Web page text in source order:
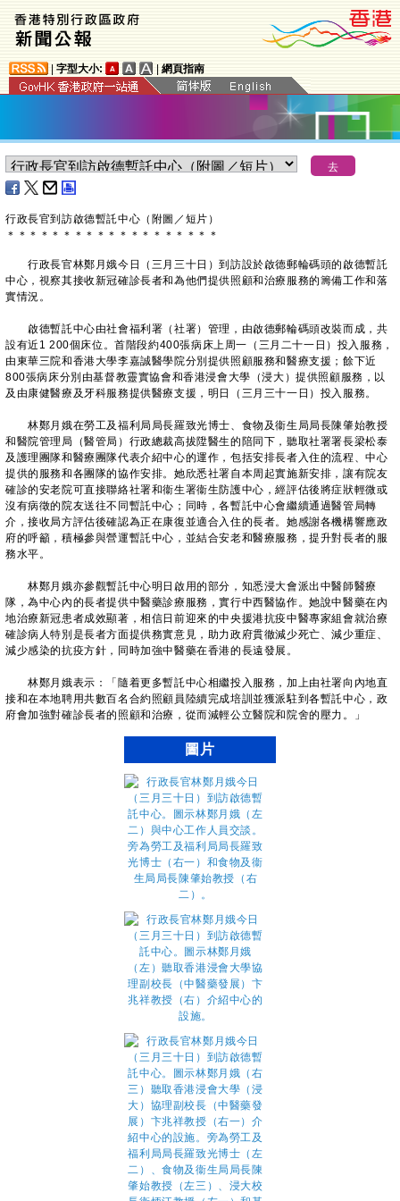
字型大小: 網頁指南
​行政長官到訪啟德暫託中心（附圖／短片）
＊ ＊ ＊ ＊ ＊ ＊ ＊ ＊ ＊ ＊ ＊ ＊ ＊ ＊ ＊ ＊ ＊ ＊ ＊
行政長官林鄭月娥今日（三月三十日）到訪設於啟德郵輪碼頭的啟德暫託
中心，視察其接收新冠確診長者和為他們提供照顧和治療服務的籌備工作和落
實情況。
啟德暫託中心由社會福利署（社署）管理，由啟德郵輪碼頭改裝而成，共
設有近1 200個床位。首階段約400張病床上周一（三月二十一日）投入服務，
由東華三院和香港大學李嘉誠醫學院分別提供照顧服務和醫療支援；餘下近
800張病床分別由基督教靈實協會和香港浸會大學（浸大）提供照顧服務，以
及由康健醫療及牙科服務提供醫療支援，明日（三月三十一日）投入服務。
林鄭月娥在勞工及福利局局長羅致光博士、食物及衞生局局長陳肇始教授
和醫院管理局（醫管局）行政總裁高拔陞醫生的陪同下，聽取社署署長梁松泰
及護理團隊和醫療團隊代表介紹中心的運作，包括安排長者入住的流程、中心
提供的服務和各團隊的協作安排。她欣悉社署自本周起實施新安排，讓有院友
確診的安老院可直接聯絡社署和衞生署衞生防護中心，經評估後將症狀輕微或
沒有病徵的院友送往不同暫託中心；同時，各暫託中心會繼續通過醫管局轉
介，接收局方評估後確認為正在康復並適合入住的長者。她感謝各機構響應政
府的呼籲，積極參與營運暫託中心，並結合安老和醫療服務，提升對長者的服
務水平。
林鄭月娥亦參觀暫託中心明日啟用的部分，知悉浸大會派出中醫師醫療
隊，為中心內的長者提供中醫藥診療服務，實行中西醫協作。她說中醫藥在內
地治療新冠患者成效顯著，相信日前迎來的中央援港抗疫中醫專家組會就治療
確診病人特別是長者方面提供務實意見，助力政府貫徹減少死亡、減少重症、
減少感染的抗疫方針，同時加強中醫藥在香港的長遠發展。
林鄭月娥表示：「隨着更多暫託中心相繼投入服務，加上由社署向內地直
接和在本地聘用共數百名合約照顧員陸續完成培訓並獲派駐到各暫託中心，政
府會加強對確診長者的照顧和治療，從而減輕公立醫院和院舍的壓力。」
圖片